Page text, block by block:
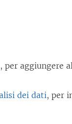
, per aggiungere
dei dati, per